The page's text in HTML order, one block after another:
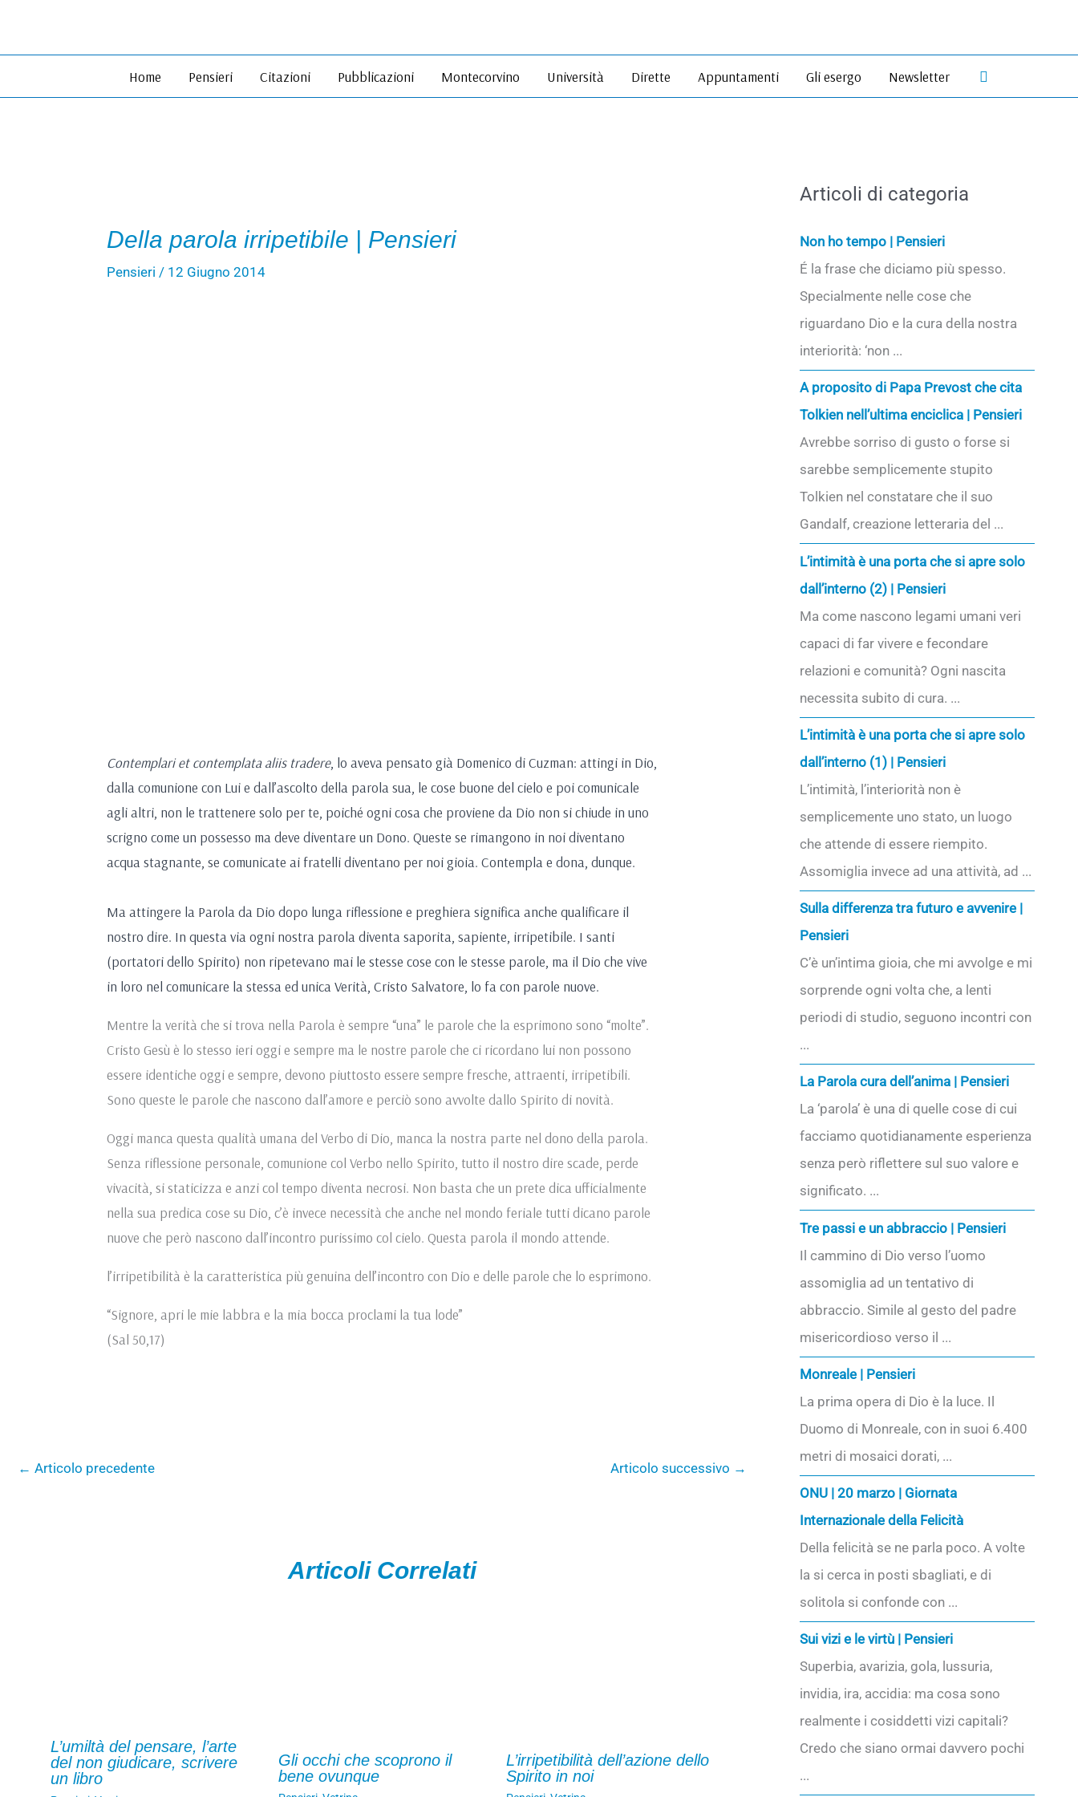
Home Pensieri Citazioni Pubblicazioni Montecorvino Università Dirette Appuntamenti Gli esergo Newsletter Cerca
Della parola irripetibile | Pensieri
Pensieri / 12 Giugno 2014
Contemplari et contemplata aliis tradere, lo aveva pensato già Domenico di Cuzman: attingi in Dio,
dalla comunione con Lui e dall’ascolto della parola sua, le cose buone del cielo e poi comunicale
agli altri, non le trattenere solo per te, poiché ogni cosa che proviene da Dio non si chiude in uno
scrigno come un possesso ma deve diventare un Dono. Queste se rimangono in noi diventano
acqua stagnante, se comunicate ai fratelli diventano per noi gioia. Contempla e dona, dunque.
Ma attingere la Parola da Dio dopo lunga riflessione e preghiera significa anche qualificare il
nostro dire. In questa via ogni nostra parola diventa saporita, sapiente, irripetibile. I santi
(portatori dello Spirito) non ripetevano mai le stesse cose con le stesse parole, ma il Dio che vive
in loro nel comunicare la stessa ed unica Verità, Cristo Salvatore, lo fa con parole nuove.
Mentre la verità che si trova nella Parola è sempre “una” le parole che la esprimono sono “molte”.
Cristo Gesù è lo stesso ieri oggi e sempre ma le nostre parole che ci ricordano lui non possono
essere identiche oggi e sempre, devono piuttosto essere sempre fresche, attraenti, irripetibili.
Sono queste le parole che nascono dall’amore e perciò sono avvolte dallo Spirito di novità.
Oggi manca questa qualità umana del Verbo di Dio, manca la nostra parte nel dono della parola.
Senza riflessione personale, comunione col Verbo nello Spirito, tutto il nostro dire scade, perde
vivacità, si staticizza e anzi col tempo diventa necrosi. Non basta che un prete dica ufficialmente
nella sua predica cose su Dio, c’è invece necessità che anche nel mondo feriale tutti dicano parole
nuove che però nascono dall’incontro purissimo col cielo. Questa parola il mondo attende.
l’irripetibilità è la caratteristica più genuina dell’incontro con Dio e delle parole che lo esprimono.
“Signore, apri le mie labbra e la mia bocca proclami la tua lode”
(Sal 50,17)
← Articolo precedente Articolo successivo →
Articoli Correlati
L’umiltà del pensare, l’arte
del non giudicare, scrivere
un libro
Gli occhi che scoprono il
bene ovunque
L’irripetibilità dell’azione dello
Spirito in noi
Articoli di categoria
Non ho tempo | Pensieri
É la frase che diciamo più spesso.
Specialmente nelle cose che
riguardano Dio e la cura della nostra
interiorità: ‘non ...
A proposito di Papa Prevost che cita
Tolkien nell’ultima enciclica | Pensieri
Avrebbe sorriso di gusto o forse si
sarebbe semplicemente stupito
Tolkien nel constatare che il suo
Gandalf, creazione letteraria del ...
L’intimità è una porta che si apre solo
dall’interno (2) | Pensieri
Ma come nascono legami umani veri
capaci di far vivere e fecondare
relazioni e comunità? Ogni nascita
necessita subito di cura. ...
L’intimità è una porta che si apre solo
dall’interno (1) | Pensieri
L’intimità, l’interiorità non è
semplicemente uno stato, un luogo
che attende di essere riempito.
Assomiglia invece ad una attività, ad ...
Sulla differenza tra futuro e avvenire |
Pensieri
C’è un’intima gioia, che mi avvolge e mi
sorprende ogni volta che, a lenti
periodi di studio, seguono incontri con
...
La Parola cura dell’anima | Pensieri
La ‘parola’ è una di quelle cose di cui
facciamo quotidianamente esperienza
senza però riflettere sul suo valore e
significato. ...
Tre passi e un abbraccio | Pensieri
Il cammino di Dio verso l’uomo
assomiglia ad un tentativo di
abbraccio. Simile al gesto del padre
misericordioso verso il ...
Monreale | Pensieri
La prima opera di Dio è la luce. Il
Duomo di Monreale, con in suoi 6.400
metri di mosaici dorati, ...
ONU | 20 marzo | Giornata
Internazionale della Felicità
Della felicità se ne parla poco. A volte
la si cerca in posti sbagliati, e di
solitola si confonde con ...
Sui vizi e le virtù | Pensieri
Superbia, avarizia, gola, lussuria,
invidia, ira, accidia: ma cosa sono
realmente i cosiddetti vizi capitali?
Credo che siano ormai davvero pochi
...